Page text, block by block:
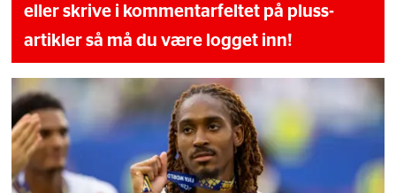
eller skrive i kommentarfeltet på pluss-
artikler så må du være logget inn!